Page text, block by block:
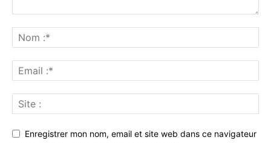
Enregistrer mon nom, email et site web dans ce navigateur